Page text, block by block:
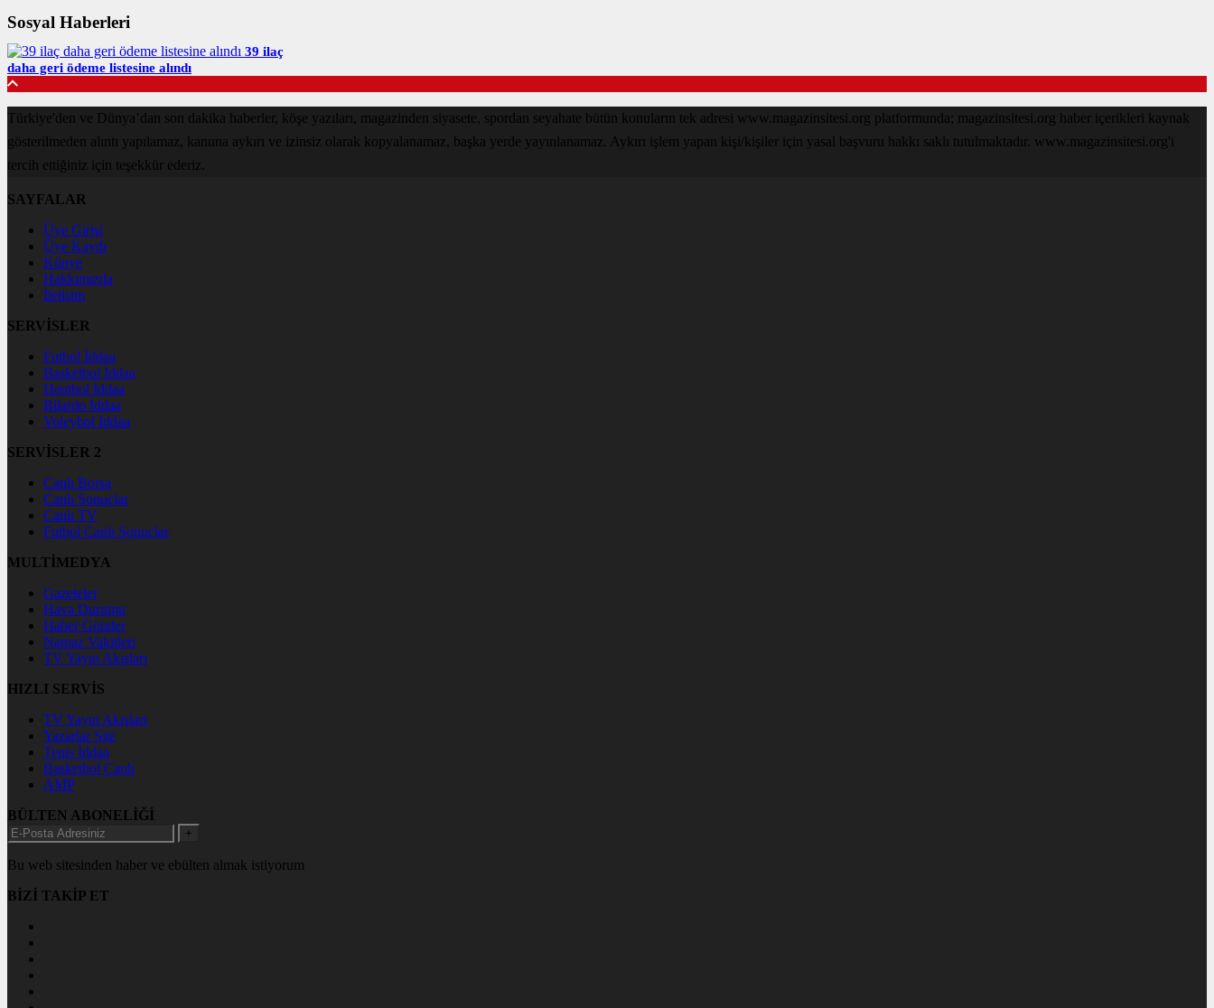
Sosyal Haberleri
39 ilaç
daha geri ödeme listesine alındı
Türkiye'den ve Dünya’dan son dakika haberler, köşe yazıları, magazinden siyasete, spordan seyahate bütün konuların tek adresi www.magazinsitesi.org platformunda; magazinsitesi.org haber içerikleri kaynak
gösterilmeden alıntı yapılamaz, kanuna aykırı ve izinsiz olarak kopyalanamaz, başka yerde yayınlanamaz. Aykırı işlem yapan kişi/kişiler için yasal başvuru hakkı saklı tutulmaktadır. www.magazinsitesi.org'i
tercih ettiğiniz için teşekkür ederiz.
SAYFALAR
Üye Girişi
Üye Kaydı
Künye
Hakkımızda
İletişim
SERVİSLER
Futbol İddaa
Basketbol İddaa
Hentbol İddaa
Bilardo İddaa
Voleybol İddaa
SERVİSLER 2
Canlı Borsa
Canlı Sonuçlar
Canlı TV
Futbol Canlı Sonuçlar
MULTİMEDYA
Gazeteler
Hava Durumu
Haber Gönder
Namaz Vakitleri
TV Yayın Akışları
HIZLI SERVİS
TV Yayın Akışları
Yazarlar Site
Tenis İddaa
Basketbol Canlı
AMP
BÜLTEN ABONELİĞİ
+
Bu web sitesinden haber ve ebülten almak istiyorum
BİZİ TAKİP ET